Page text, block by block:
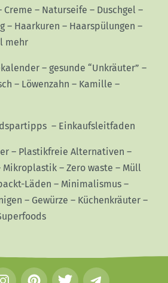
Creme – Naturseife – Duschgel –
– Haarkuren – Haarspülungen –
mehr
– gesunde “Unkräuter” –
– Löwenzahn – Kamille –
– Einkaufsleitfaden
– Plastikfreie Alternativen –
Mikroplastik – Zero waste – Müll
Läden – Minimalismus –
– Gewürze – Küchenkräuter –
P T T